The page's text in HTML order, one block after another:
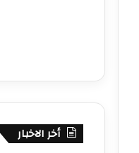
أخر الاخبار